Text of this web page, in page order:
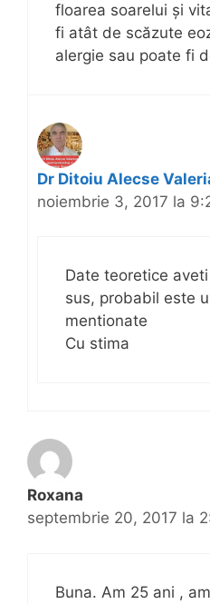
floarea soarelui și
fi atât de scăzute
alergie sau poate fi
Dr Ditoiu Alecse
noiembrie 3, 2017 la
Date teoretice
sus, probabil este
mentionate
Cu stima
Roxana
septembrie 20, 2017 la
Buna. Am 25 ani ,